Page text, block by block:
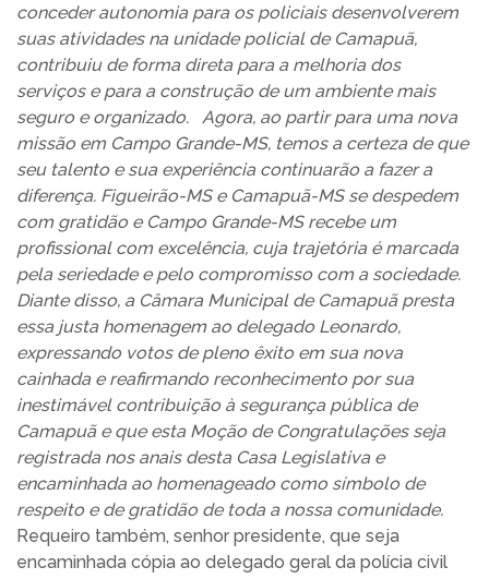
conceder autonomia para os policiais desenvolverem
suas atividades na unidade policial de Camapuã,
contribuiu de forma direta para a melhoria dos
serviços e para a construção de um ambiente mais
seguro e organizado. Agora, ao partir para uma nova
missão em Campo Grande-MS, temos a certeza de que
seu talento e sua experiência continuarão a fazer a
diferença. Figueirão-MS e Camapuã-MS se despedem
com gratidão e Campo Grande-MS recebe um
profissional com excelência, cuja trajetória é marcada
pela seriedade e pelo compromisso com a sociedade.
Diante disso, a Câmara Municipal de Camapuã presta
essa justa homenagem ao delegado Leonardo,
expressando votos de pleno êxito em sua nova
cainhada e reafirmando reconhecimento por sua
inestimável contribuição à segurança pública de
Camapuã e que esta Moção de Congratulações seja
registrada nos anais desta Casa Legislativa e
encaminhada ao homenageado como símbolo de
respeito e de gratidão de toda a nossa comunidade.
Requeiro também, senhor presidente, que seja
encaminhada cópia ao delegado geral da polícia civil